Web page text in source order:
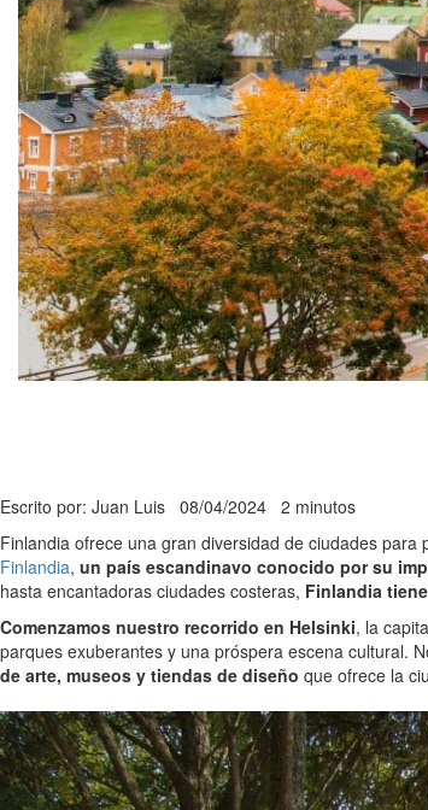
Escrito por: Juan Luis 08/04/2024 2 minutos
Finlandia ofrece una gran diversidad de ciudades
Finlandia, un país escandinavo conocido por su
hasta encantadoras ciudades costeras, Finlandia
Comenzamos nuestro recorrido en Helsinki, la
parques exuberantes y una próspera escena cultural.
de arte, museos y tiendas de diseño que ofrece la